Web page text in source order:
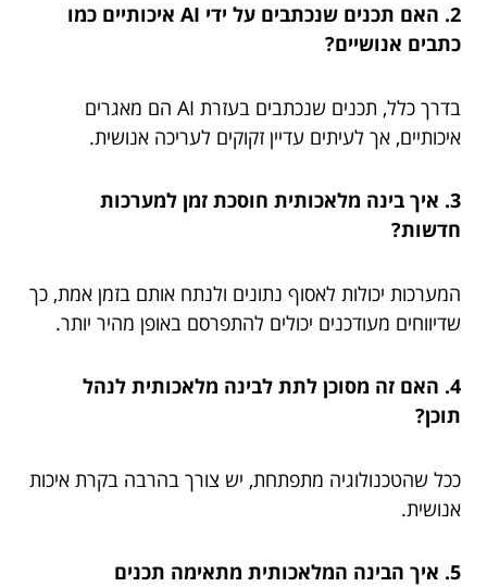
2. האם תכנים שנכתבים על ידי AI איכותיים כמו
כתבים אנושיים?
בדרך כלל, תכנים שנכתבים בעזרת AI הם מאגרים
איכותיים, אך לעיתים עדיין זקוקים לעריכה אנושית.
3. איך בינה מלאכותית חוסכת זמן למערכות
חדשות?
המערכות יכולות לאסוף נתונים ולנתח אותם בזמן אמת, כך
שדיווחים מעודכנים יכולים להתפרסם באופן מהיר יותר.
4. האם זה מסוכן לתת לבינה מלאכותית לנהל
תוכן?
ככל שהטכנולוגיה מתפתחת, יש צורך בהרבה בקרת איכות
אנושית.
5. איך הבינה המלאכותית מתאימה תכנים